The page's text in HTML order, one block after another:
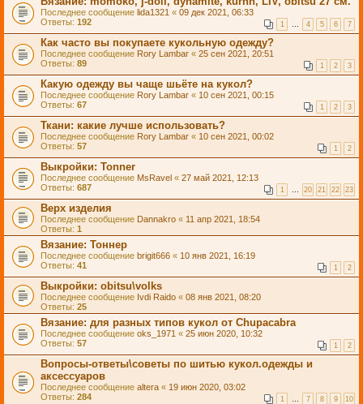
Последнее сообщение lida1321 « 09 дек 2021, 06:33
Ответы: 192 1 … 4 5 6 7
Как часто вы покупаете кукольную одежду?
Последнее сообщение Rory Lambar « 25 сен 2021, 20:51
Ответы: 89 1 2 3
Какую одежду вы чаще шьёте на кукол?
Последнее сообщение Rory Lambar « 10 сен 2021, 00:15
Ответы: 67 1 2 3
Ткани: какие лучше использовать?
Последнее сообщение Rory Lambar « 10 сен 2021, 00:02
Ответы: 57 1 2
Выкройки: Tonner
Последнее сообщение MsRavel « 27 май 2021, 12:13
Ответы: 687 1 … 20 21 22 23
Верх изделия
Последнее сообщение Dannakro « 11 апр 2021, 18:54
Ответы: 1
Вязание: Тоннер
Последнее сообщение brigit666 « 10 янв 2021, 16:19
Ответы: 41 1 2
Выкройки: obitsu\volks
Последнее сообщение Ivdi Raido « 08 янв 2021, 08:20
Ответы: 25
Вязание: для разных типов кукол от Chupacabra
Последнее сообщение oks_1971 « 25 июн 2020, 10:32
Ответы: 57 1 2
Вопросы-ответы\советы по шитью кукол.одежды и
аксессуаров
Последнее сообщение altera « 19 июн 2020, 03:02
Ответы: 284 1 … 7 8 9 10